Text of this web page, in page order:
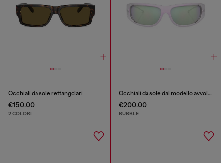
Occhiali da sole rettangolari
€150.00
2 COLORI
Occhiali da sole dal modello avvolgente
€200.00
BUBBLE